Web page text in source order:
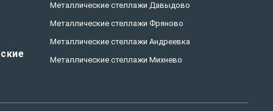
Металлические стеллажи Давыдово
Металлические стеллажи Фряново
Металлические стеллажи Андреевка
Металлические стеллажи Михнево